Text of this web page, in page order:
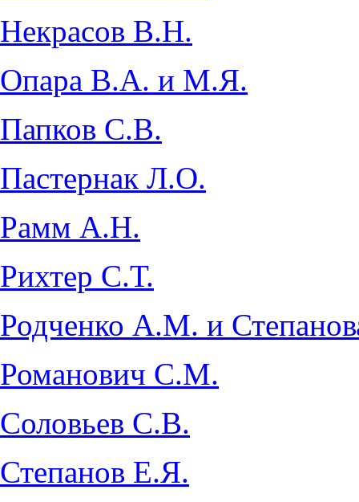
Некрасов В.Н.
Опара В.А. и М.Я.
Папков С.В.
Пастернак Л.О.
Рамм А.Н.
Рихтер С.Т.
Родченко А.М. и
Романович С.М.
Соловьев С.В.
Степанов Е.Я.